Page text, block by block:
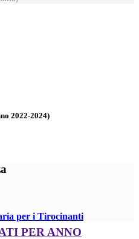
2022-2024)
per i Tirocinanti
PER ANNO